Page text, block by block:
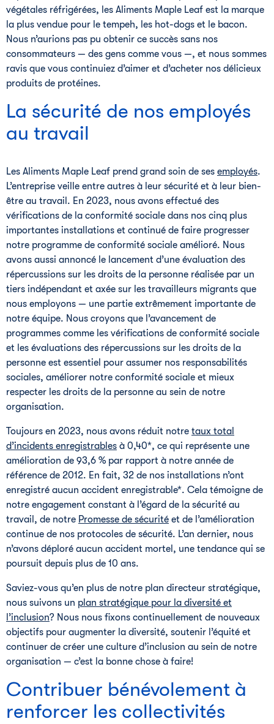
végétales réfrigérées, les Aliments Maple Leaf est la marque
la plus vendue pour le tempeh, les hot-dogs et le bacon.
Nous n’aurions pas pu obtenir ce succès sans nos
consommateurs — des gens comme vous —, et nous sommes
ravis que vous continuiez d’aimer et d’acheter nos délicieux
produits de protéines.
La sécurité de nos employés
au travail
Les Aliments Maple Leaf prend grand soin de ses employés.
L’entreprise veille entre autres à leur sécurité et à leur bien-
être au travail. En 2023, nous avons effectué des
vérifications de la conformité sociale dans nos cinq plus
importantes installations et continué de faire progresser
notre programme de conformité sociale amélioré. Nous
avons aussi annoncé le lancement d’une évaluation des
répercussions sur les droits de la personne réalisée par un
tiers indépendant et axée sur les travailleurs migrants que
nous employons — une partie extrêmement importante de
notre équipe. Nous croyons que l’avancement de
programmes comme les vérifications de conformité sociale
et les évaluations des répercussions sur les droits de la
personne est essentiel pour assumer nos responsabilités
sociales, améliorer notre conformité sociale et mieux
respecter les droits de la personne au sein de notre
organisation.
Toujours en 2023, nous avons réduit notre taux total
d’incidents enregistrables à 0,40*, ce qui représente une
amélioration de 93,6 % par rapport à notre année de
référence de 2012. En fait, 32 de nos installations n’ont
enregistré aucun accident enregistrable*. Cela témoigne de
notre engagement constant à l’égard de la sécurité au
travail, de notre Promesse de sécurité et de l’amélioration
continue de nos protocoles de sécurité. L’an dernier, nous
n’avons déploré aucun accident mortel, une tendance qui se
poursuit depuis plus de 10 ans.
Saviez-vous qu’en plus de notre plan directeur stratégique,
nous suivons un plan stratégique pour la diversité et
l’inclusion? Nous nous fixons continuellement de nouveaux
objectifs pour augmenter la diversité, soutenir l’équité et
continuer de créer une culture d’inclusion au sein de notre
organisation — c’est la bonne chose à faire!
Contribuer bénévolement à
renforcer les collectivités